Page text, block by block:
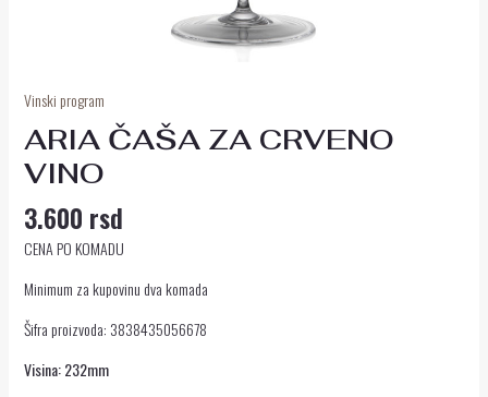
Vinski program
ARIA ČAŠA ZA CRVENO
VINO
3.600 rsd
CENA PO KOMADU
Minimum za kupovinu dva komada
Šifra proizvoda: 3838435056678
Visina: 232mm